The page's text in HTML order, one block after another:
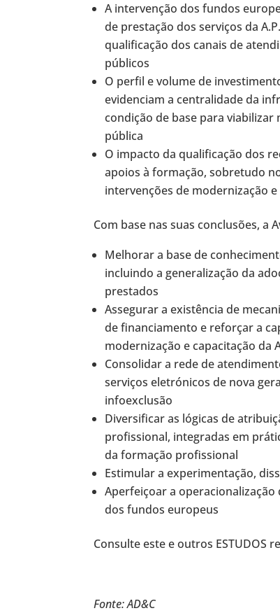
A intervenção dos fundos
de prestação dos serviços da
qualificação dos canais de
públicos
O perfil e volume de
evidenciam a centralidade da
condição de base para
pública
O impacto da qualificação dos
apoios à formação, sobretudo
intervenções de modernização e
Com base nas suas conclusões, a
Melhorar a base de
incluindo a generalização da
prestados
Assegurar a existência de
de financiamento e reforçar a
modernização e capacitação da
Consolidar a rede de
serviços eletrónicos de nova
infoexclusão
Diversificar as lógicas de
profissional, integradas em
da formação profissional
Estimular a experimentação,
Aperfeiçoar a
dos fundos europeus
Consulte este e outros ESTUDOS
Fonte: AD&C